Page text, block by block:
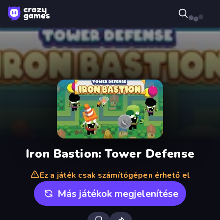
Iron Bastion: Tower Defense
Ez a játék csak számítógépen érhető el
Más játékok megjelenítése